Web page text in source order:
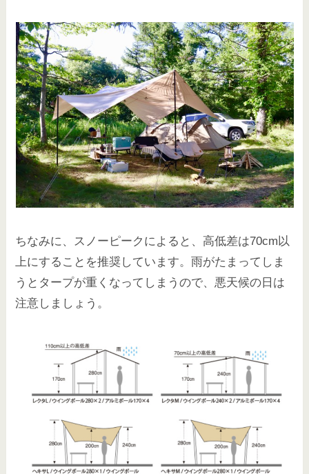
ちなみに、スノーピークによると、高低差は70cm以
上にすることを推奨しています。雨がたまってしま
うとタープが重くなってしまうので、悪天候の日は
注意しましょう。